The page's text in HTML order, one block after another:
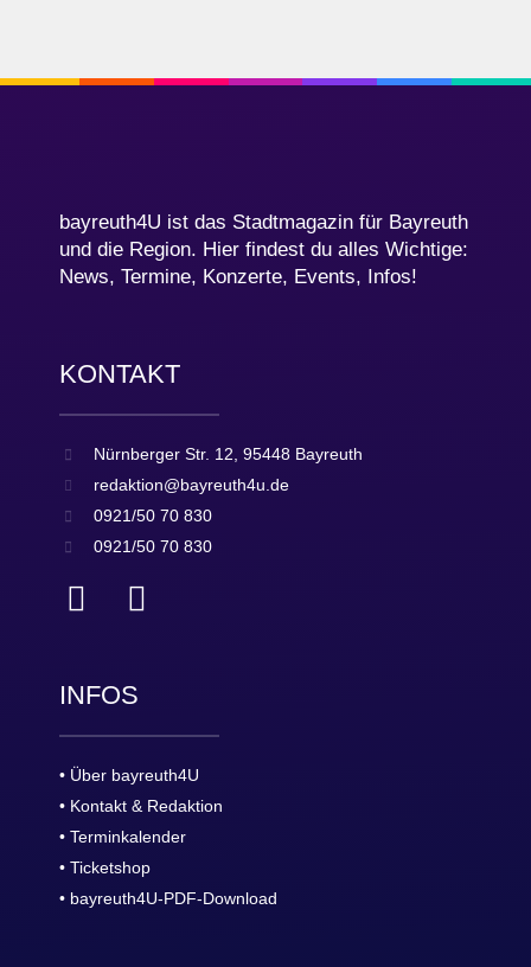
bayreuth4U ist das Stadtmagazin für Bayreuth
und die Region. Hier findest du alles Wichtige:
News, Termine, Konzerte, Events, Infos!
KONTAKT
Nürnberger Str. 12, 95448 Bayreuth
redaktion@bayreuth4u.de
0921/50 70 830
0921/50 70 830
INFOS
• Über bayreuth4U
• Kontakt & Redaktion
• Terminkalender
• Ticketshop
• bayreuth4U-PDF-Download